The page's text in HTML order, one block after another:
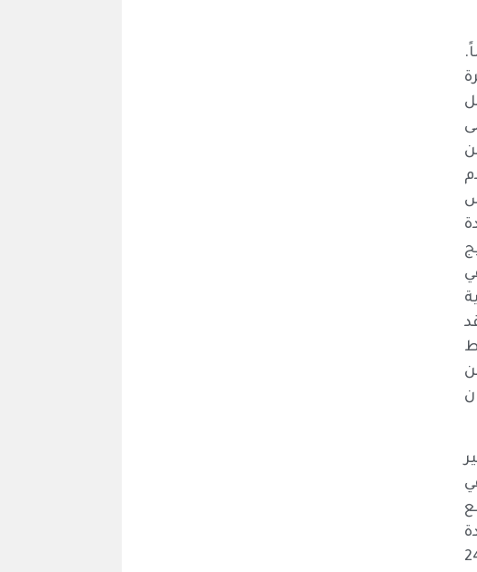
المفاوضات، 60 يوماً.
إيران، وقبل ذلك مسألة الإفراج عن 12 مليار دولار (من أصل 24